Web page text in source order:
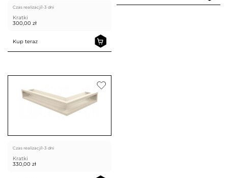
Czas realizacji1-3 dni
Kratki
300,00 zł
Kup teraz
Czas realizacji1-3 dni
Kratki
330,00 zł